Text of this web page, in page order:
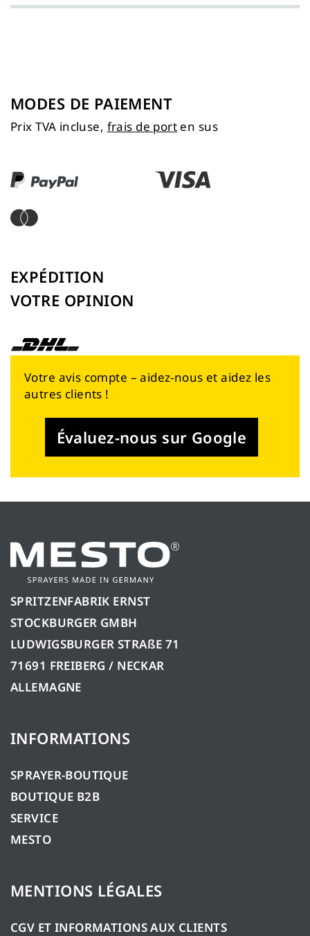
MODES DE PAIEMENT
Prix TVA incluse, frais de port en sus
EXPÉDITION
VOTRE OPINION
Votre avis compte – aidez-nous et aidez les
autres clients !
Évaluez-nous sur Google
SPRITZENFABRIK ERNST
STOCKBURGER GMBH
LUDWIGSBURGER STRAßE 71
71691 FREIBERG / NECKAR
ALLEMAGNE
INFORMATIONS
SPRAYER-BOUTIQUE
BOUTIQUE B2B
SERVICE
MESTO
MENTIONS LÉGALES
CGV ET INFORMATIONS AUX CLIENTS